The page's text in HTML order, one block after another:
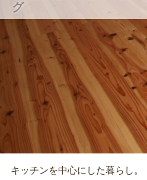
グ
キッチンを中心にした暮らし。